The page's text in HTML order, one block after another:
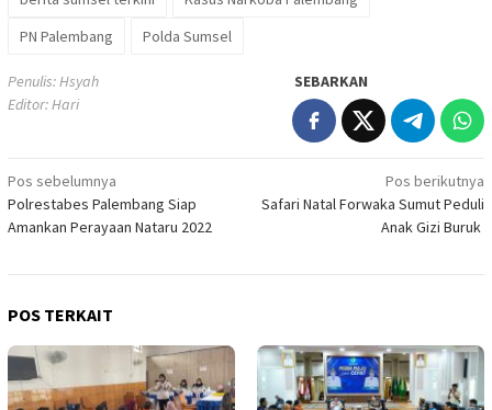
PN Palembang
Polda Sumsel
Penulis: Hsyah
Editor: Hari
SEBARKAN
Navigasi
pos
Pos sebelumnya
Polrestabes Palembang Siap
Amankan Perayaan Nataru 2022
Pos berikutnya
Safari Natal Forwaka Sumut Peduli
Anak Gizi Buruk
POS TERKAIT